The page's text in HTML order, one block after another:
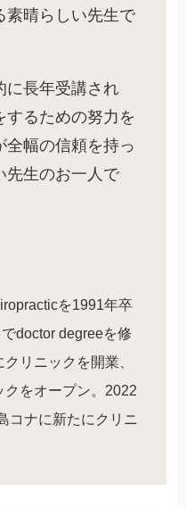
素晴らしい先生で
に長年受講され
するための努力を
全幅の信頼を持っ
先生のお一人で
を1991年卒
doctor degreeを修
リニックを開業、
をオープン。2022
コナに新たにクリニ